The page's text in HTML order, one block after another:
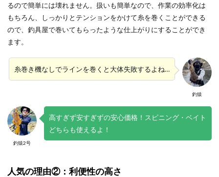
るので簡単には壊れません。扱いも簡単なので、作業の効率化は
もちろん、しっかりとテンションをかけて糸を巻くことができる
ので、釣具屋で巻いてもらったような仕上がりにすることができ
ます。
釣猿
糸巻き機なしでラインを巻くと大体失敗するよね…
釣猿2号
高すぎず安すぎずの安心価格！スピニング・ベイト
どちらも使えるよ！
人気の理由②：利便性の高さ